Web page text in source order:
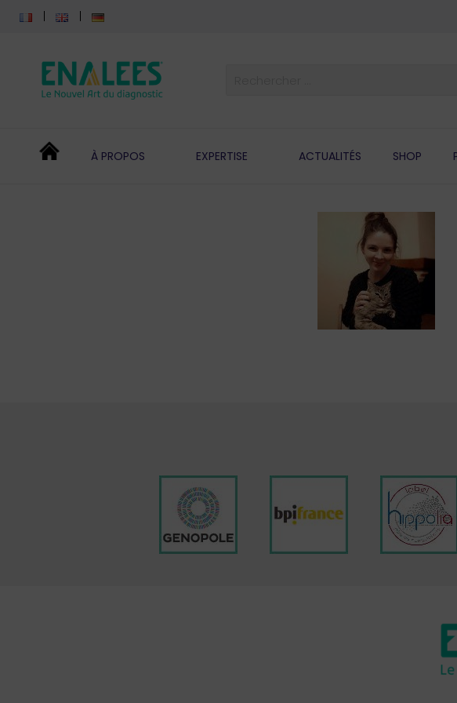
À PROPOS EXPERTISE ACTUALITÉS SHOP